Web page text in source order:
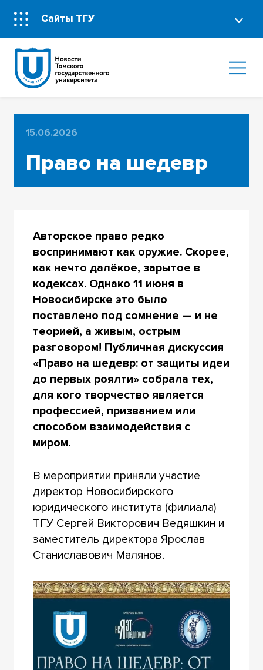
Сайты ТГУ
15.06.2026
Право на шедевр
Авторское право редко
воспринимают как оружие. Скорее,
как нечто далёкое, зарытое в
кодексах. Однако 11 июня в
Новосибирске это было
поставлено под сомнение — и не
теорией, а живым, острым
разговором! Публичная дискуссия
«Право на шедевр: от защиты идеи
до первых роялти» собрала тех,
для кого творчество является
профессией, призванием или
способом взаимодействия с
миром.
В мероприятии приняли участие
директор Новосибирского
юридического института (филиала)
ТГУ Сергей Викторович Ведяшкин и
заместитель директора Ярослав
Станиславович Малянов.